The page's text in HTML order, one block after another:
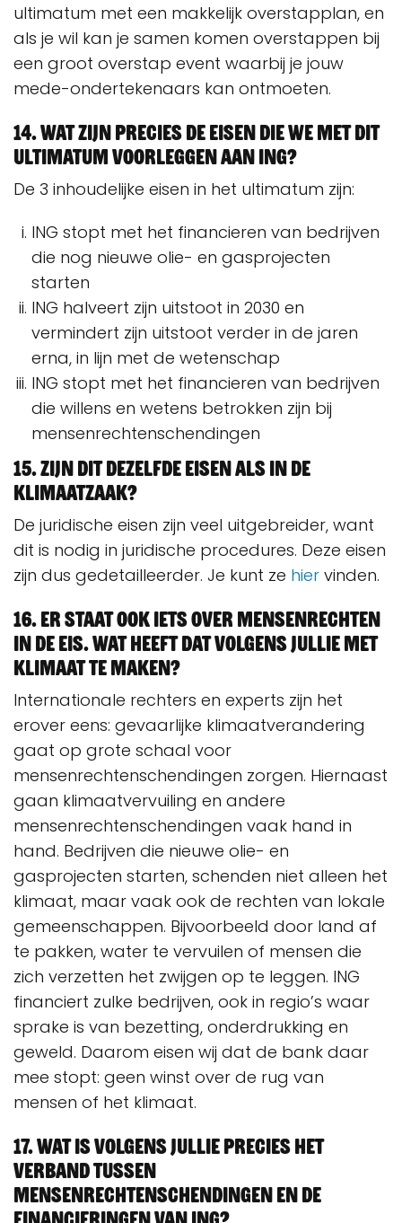
ultimatum met een makkelijk overstapplan, en
als je wil kan je samen komen overstappen bij
een groot overstap event waarbij je jouw
mede-ondertekenaars kan ontmoeten.
14. Wat zijn precies de eisen die we met dit
ultimatum voorleggen aan ING?
De 3 inhoudelijke eisen in het ultimatum zijn:
ING stopt met het financieren van bedrijven
die nog nieuwe olie- en gasprojecten
starten
ING halveert zijn uitstoot in 2030 en
vermindert zijn uitstoot verder in de jaren
erna, in lijn met de wetenschap
ING stopt met het financieren van bedrijven
die willens en wetens betrokken zijn bij
mensenrechtenschendingen
15. Zijn dit dezelfde eisen als in de
Klimaatzaak?
De juridische eisen zijn veel uitgebreider, want
dit is nodig in juridische procedures. Deze eisen
zijn dus gedetailleerder. Je kunt ze hier vinden.
16. Er staat ook iets over mensenrechten
in de eis. Wat heeft dat volgens jullie met
klimaat te maken?
Internationale rechters en experts zijn het
erover eens: gevaarlijke klimaatverandering
gaat op grote schaal voor
mensenrechtenschendingen zorgen. Hiernaast
gaan klimaatvervuiling en andere
mensenrechtenschendingen vaak hand in
hand. Bedrijven die nieuwe olie- en
gasprojecten starten, schenden niet alleen het
klimaat, maar vaak ook de rechten van lokale
gemeenschappen. Bijvoorbeeld door land af
te pakken, water te vervuilen of mensen die
zich verzetten het zwijgen op te leggen. ING
financiert zulke bedrijven, ook in regio’s waar
sprake is van bezetting, onderdrukking en
geweld. Daarom eisen wij dat de bank daar
mee stopt: geen winst over de rug van
mensen of het klimaat.
17. Wat is volgens jullie precies het
verband tussen
mensenrechtenschendingen en de
financieringen van ING?